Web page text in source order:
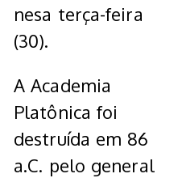
nesa terça-feira
(30).
A Academia
Platônica foi
destruída em 86
a.C. pelo general